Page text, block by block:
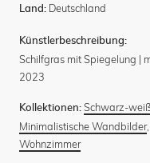
Land: Deutschland
Künstlerbeschreibung:
Schilfgras mit Spiegelung |
2023
Kollektionen: Schwarz-
Minimalistische Wandbilder,
Wohnzimmer